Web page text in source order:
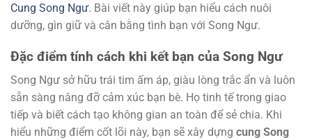
Cung Song Ngư. Bài viết này giúp bạn hiểu cách nuôi
dưỡng, gìn giữ và cân bằng tình bạn với Song Ngư.
Đặc điểm tính cách khi kết bạn của Song Ngư
Song Ngư sở hữu trái tim ấm áp, giàu lòng trắc ẩn và luôn
sẵn sàng nâng đỡ cảm xúc bạn bè. Họ tinh tế trong giao
tiếp và biết cách tạo không gian an toàn để sẻ chia. Khi
hiểu những điểm cốt lõi này, bạn sẽ xây dựng cung Song